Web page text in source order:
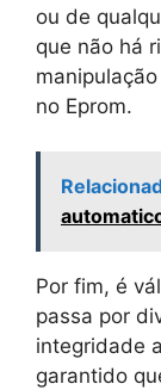
ou de
que não há
no Eprom.
Por fim, é
passa por
integridade
garantido